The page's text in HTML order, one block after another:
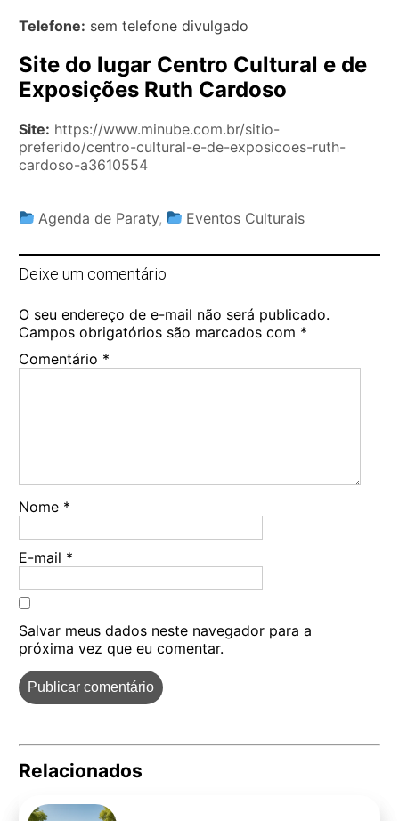
Telefone: sem telefone divulgado
Site do lugar Centro Cultural e de
Exposições Ruth Cardoso
Site: https://www.minube.com.br/sitio-
preferido/centro-cultural-e-de-exposicoes-ruth-
cardoso-a3610554
Agenda de Paraty, Eventos Culturais
Deixe um comentário
O seu endereço de e-mail não será publicado.
Campos obrigatórios são marcados com *
Comentário *
Nome *
E-mail *
Salvar meus dados neste navegador para a
próxima vez que eu comentar.
Relacionados